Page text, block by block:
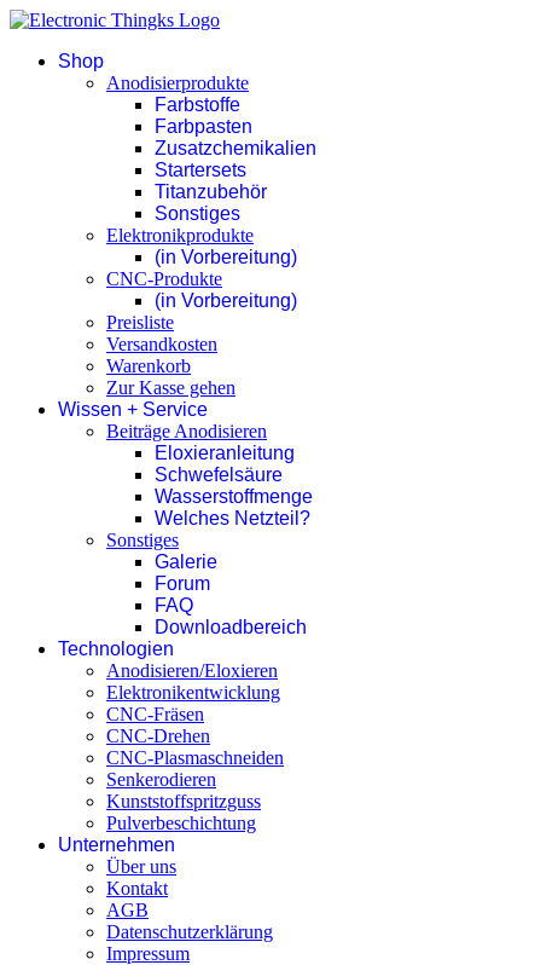
Shop
Anodisierprodukte
Farbstoffe
Farbpasten
Zusatzchemikalien
Startersets
Titanzubehör
Sonstiges
Elektronikprodukte
(in Vorbereitung)
CNC-Produkte
(in Vorbereitung)
Preisliste
Versandkosten
Warenkorb
Zur Kasse gehen
Wissen + Service
Beiträge Anodisieren
Eloxieranleitung
Schwefelsäure
Wasserstoffmenge
Welches Netzteil?
Sonstiges
Galerie
Forum
FAQ
Downloadbereich
Technologien
Anodisieren/Eloxieren
Elektronikentwicklung
CNC-Fräsen
CNC-Drehen
CNC-Plasmaschneiden
Senkerodieren
Kunststoffspritzguss
Pulverbeschichtung
Unternehmen
Über uns
Kontakt
AGB
Datenschutzerklärung
Impressum